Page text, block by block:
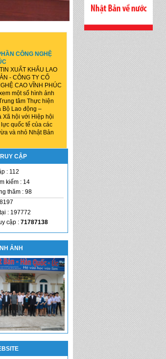
CÔNG NGHỆ
XUẤT KHẨU LAO
- CÔNG TY CỔ
CAO VĨNH PHÚC
một số hình ảnh
tâm Thực hiện
Bộ Lao động –
Xã hội với Hiệp hội
quốc tế của các
và nhỏ Nhật Bản
CẬP
: 112
kiếm : 14
thăm : 98
: 197772
cập : 71787138
ẢNH